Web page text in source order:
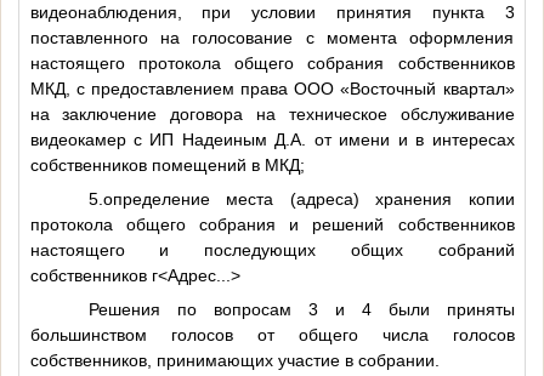
видеонаблюдения, при условии принятия пункта 3
поставленного на голосование с момента оформления
настоящего протокола общего собрания собственников
МКД, с предоставлением права ООО «Восточный квартал»
на заключение договора на техническое обслуживание
видеокамер с ИП Надеиным Д.А. от имени и в интересах
собственников помещений в МКД;
5.определение места (адреса) хранения копии
протокола общего собрания и решений собственников
настоящего и последующих общих собраний
собственников г<Адрес...>
Решения по вопросам 3 и 4 были приняты
большинством голосов от общего числа голосов
собственников, принимающих участие в собрании.